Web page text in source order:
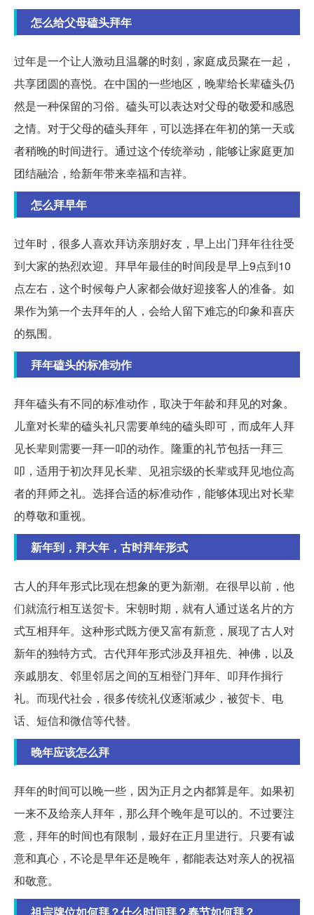
怎么给父母磕头拜年
过年是一个让人激动且温馨的时刻，家庭成员聚在一起，
共享团圆的喜悦。在中国的一些地区，晚辈给长辈磕头仍
然是一种保留的习俗。磕头可以表达对父母的敬爱和感恩
之情。对于父母的磕头拜年，可以选择在年初的第一天或
者稍晚的时间进行。通过这个传统举动，能够让家庭更加
团结融洽，给新年带来幸福和吉祥。
怎么拜早年
过年时，很多人喜欢拜访亲朋好友，早上出门拜年往往受
到大家的热烈欢迎。拜早年最佳的时间段是早上9点到10
点左右，这个时候每户人家都会做好迎接客人的准备。如
果作为第一个去拜年的人，会给人留下难忘的印象和喜庆
的氛围。
拜年磕头的标准动作
拜年磕头有不同的标准动作，取决于年龄和拜见的对象。
儿童对长辈的磕头礼只需要单纯的磕头即可，而成年人拜
见长辈则需要一拜一叩的动作。隆重的礼节包括一拜三
叩，适用于初次拜见长辈、见祖宗级的长辈或拜见地位高
者的拜师之礼。选择合适的标准动作，能够体现出对长辈
的尊敬和重视。
新年到，拜大年，古时拜年形式
古人的拜年形式比现在想象的更为新潮。在很早以前，他
们就流行相互送贺卡。宋朝时期，就有人通过送名片的方
式互相拜年。这种形式既方便又富有新意，展现了古人对
新年的独特方式。古代拜年形式涉及拜祖先、神佛，以及
亲戚朋友、邻里邻居之间的互相登门拜年、叩拜作揖行
礼。而现代社会，很多传统礼仪逐渐减少，被贺卡、电
话、短信和微信等代替。
晚年应该怎么拜
拜年的时间可以晚一些，因为正月之内都算是年。如果初
一来不及给亲人拜年，那么拜个晚年是可以的。不过要注
意，拜年的时间也有限制，最好在正月里进行。只要有诚
意和真心，不论是早年还是晚年，都能表达对亲人的祝福
和敬意。